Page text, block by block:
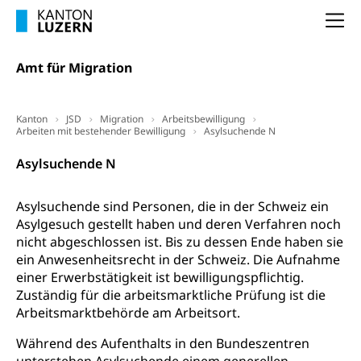
Amt für Migration
Kanton JSD Migration
Arbeitsbewilligung
Arbeiten mit bestehender Bewilligung
Asylsuchende N
Asylsuchende N
Asylsuchende sind Personen, die in der Schweiz ein
Asylgesuch gestellt haben und deren Verfahren noch
nicht abgeschlossen ist. Bis zu dessen Ende haben sie
ein Anwesenheitsrecht in der Schweiz. Die Aufnahme
einer Erwerbstätigkeit ist bewilligungspflichtig.
Zuständig für die arbeitsmarktliche Prüfung ist die
Arbeitsmarktbehörde am Arbeitsort.
Während des Aufenthalts in den Bundeszentren
Projektförderung Universität Luzern unilu
Neuorientierung, Grundkompetenzen,
Berufsberatung, Standortbestimmung,
Berufsabschluss für Erwachsene
Bildungsgutscheine Grundkompetenzen
Grundbildung)
Fachperson Gesundheit (verkürzte
Grundbildung)
Allgemeinbildung für Erwachsene
Berufsberatung (berufsberatung.ch)
Grundkompetenzen (einfach-besser.ch)
Bildung & Berufsabschluss für Erwachsene
Lehre, Berufsfachschule, Lehrbetrieb, Lehrvertrag,
Berufsberatung, Qualifikationsverfahren,
Berufswahl & Berufsberatung, Schnupperlehre und
Lehrstellensuche, Berufsmaturität,
Fachstelle Berufsbildung
Schulen und Berufsbildungszentren
Integrationsvorlehre INVOL Zentralschweiz
Fremdsprachen in der Berufslehre –
MobiLingua
Informationen für Lernende und Gesetzliche
Vertreter
Hochschule Fachhochschule
Studium, Hochschulstudium, tertiäre Bildung
Campus Horw
Fachstelle Hochschulbildung
Mittelschulen
Kantonsschule, Fachmittelschule, Fachmatura,
Fachklasse Grafik Luzern, Berufsmatura,